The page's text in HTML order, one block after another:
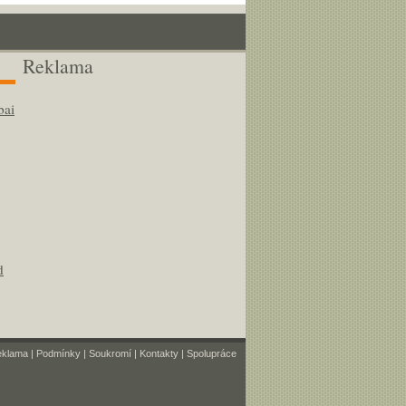
Reklama
| Podmínky | Soukromí | Kontakty | Spolupráce